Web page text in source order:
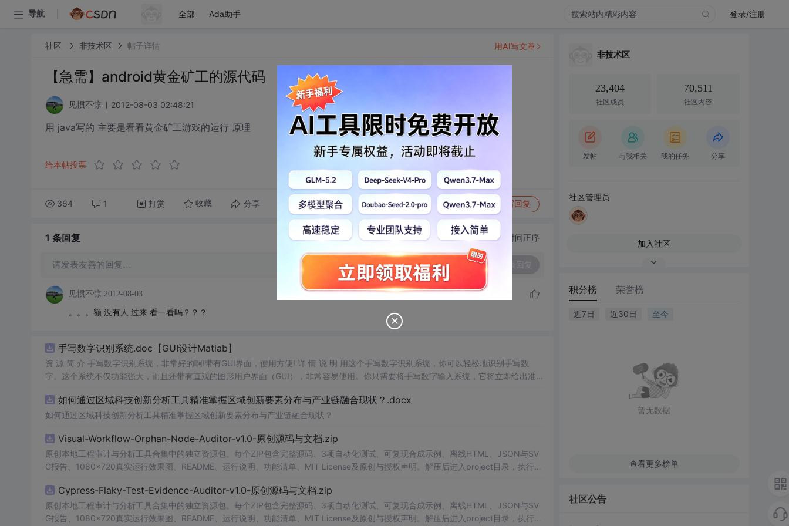
导航 全部 Ada助手 登录/注册
社区 非技术区 帖子详情
【急需】android黄金矿工的源代码
见惯不惊 2012-08-03 02:48:21
用 java写的 主要是看看黄金矿工游戏的运行 原理
给本帖投票
364 1 打赏 收藏 分享 转发到动态 举报 写回复
用AI写文章
1 条回复 切换为时间正序
请发表友善的回复…
见惯不惊 2012-08-03
。。。额 没有人 过来 看一看吗？？？
手写数字识别系统.doc【GUI设计Matlab】
资 源 简 介 手写数字识别系统，非常好的啊!带有GUI界面，使用方便! 详 情 说 明 用这个手写数字识别系统，你可以轻松地识别手写数
字。这个系统不仅功能强大，而且还带有直观的图形用户界面（GUI），非常容易使用。你只需要将手写数字输入系统，它将立即给出准确
便和实用的工具，你一定会喜欢它的！
如何通过区域科技创新分析工具精准掌握区域创新要素分布与产业链融合现状？.docx
如何通过区域科技创新分析工具精准掌握区域创新要素分布与产业链融合现状？
Visual-Workflow-Orphan-Node-Auditor-v1.0-原创源码与文档.zip
原创本地工程审计与分析工具合集中的独立资源包。每个ZIP包含完整源码、3项自动化测试、可复现合成示例、离线HTML、JSON与SV
G报告、1080×720真实运行效果图、README、运行说明、功能清单、MIT License及原创与授权声明。解压后进入project目录，执行np
源码、Logo、官方截图、论文、生产日志或其他受限素材。适合前端开发、AI应用工程、测试审计和课程实践。
Cypress-Flaky-Test-Evidence-Auditor-v1.0-原创源码与文档.zip
原创本地工程审计与分析工具合集中的独立资源包。每个ZIP包含完整源码、3项自动化测试、可复现合成示例、离线HTML、JSON与SV
G报告、1080×720真实运行效果图、README、运行说明、功能清单、MIT License及原创与授权声明。解压后进入project目录，执行np
非技术区
23,404
社区成员
70,511
社区内容
发帖 与我相关 我的任务 分享
社区管理员
加入社区
积分榜 荣誉榜
近7日 近30日 至今
暂无数据
查看更多榜单
社区公告